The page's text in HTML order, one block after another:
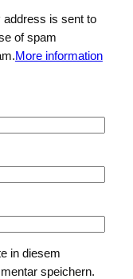
address is sent to
of spam
More information
in diesem
speichern.